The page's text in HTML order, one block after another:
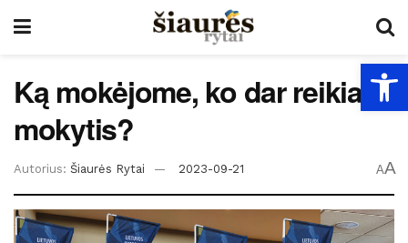
Ką mokėjome, ko dar reikia
mokytis?
Autorius: Šiaurės Rytai 2023-09-21 AA